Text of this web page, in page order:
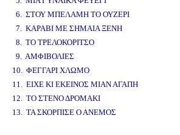
6. ΣΤΟΥ ΜΠΕΛΑΜΗ ΤΟ ΟΥΖΕΡΙ
7. ΚΑΡΑΒΙ ΜΕ ΣΗΜΑΙΑ ΞΕΝΗ
8. ΤΟ ΤΡΕΛΟΚΟΡΙΤΣΟ
9. ΑΜΦΙΒΟΛΙΕΣ
10. ΦΕΓΓΑΡΙ ΧΛΩΜΟ
11. ΕΙΧΕ ΚΙ ΕΚΕΙΝΟΣ ΜΙΑΝ ΑΓΑΠΗ
12. ΤΟ ΣΤΕΝΟ ΔΡΟΜΑΚΙ
13. ΤΑ ΣΚΟΡΠΙΣΕ Ο ΑΝΕΜΟΣ